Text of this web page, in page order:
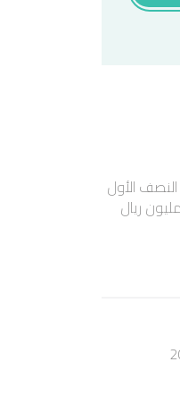
الأول
من عام 2026 بمقدار 542 مليون ريال